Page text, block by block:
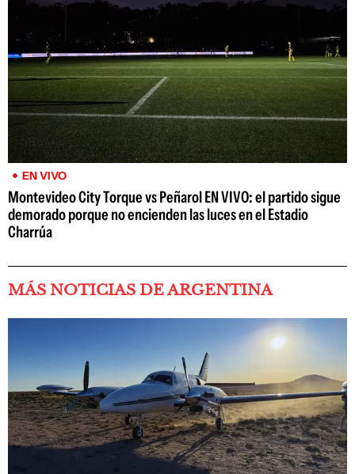
EN VIVO
Montevideo City Torque vs Peñarol EN VIVO: el partido sigue
demorado porque no encienden las luces en el Estadio
Charrúa
MÁS NOTICIAS DE ARGENTINA